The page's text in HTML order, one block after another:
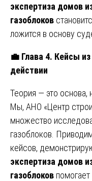
экспертиза домов
газоблоков
ложится в основу
💼 Глава 4. Кейсы
действии
Теория — это основа,
Мы, АНО «Центр
множество
газоблоков.
кейсов,
экспертиза домов
газоблоков помогает